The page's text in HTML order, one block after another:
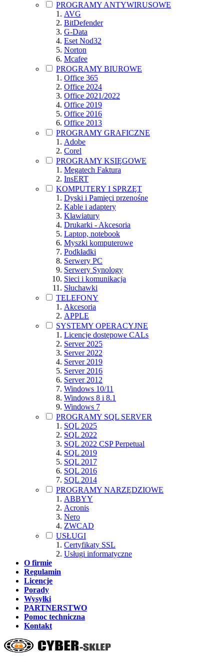
PROGRAMY ANTYWIRUSOWE
AVG
BitDefender
G-Data
Eset Nod32
Norton
Mcafee
PROGRAMY BIUROWE
Office 365
Office 2024
Office 2021/2022
Office 2019
Office 2016
Office 2013
PROGRAMY GRAFICZNE
Adobe
Corel
PROGRAMY KSIĘGOWE
Megatech Faktura
InsERT
KOMPUTERY I SPRZĘT
Dyski i Pamięci przenośne
Kable i adaptery
Klawiatury
Drukarki - Akcesoria
Laptop, notebook
Myszki komputerowe
Podkładki
Serwery PC
Serwery Synology
Sieci i komunikacja
Słuchawki
TELEFONY
Akcesoria
APPLE
SYSTEMY OPERACYJNE
Licencje dostępowe CALs
Server 2025
Server 2022
Server 2019
Server 2016
Server 2012
Windows 10/11
Windows 8 i 8.1
Windows 7
PROGRAMY SQL SERVER
SQL 2025
SQL 2022
SQL 2022 CSP Perpetual
SQL 2019
SQL 2017
SQL 2016
SQL 2014
PROGRAMY NARZĘDZIOWE
ABBYY
Acronis
Nero
ZWCAD
USŁUGI
Certyfikaty SSL
Usługi informatyczne
O firmie
Regulamin
Licencje
Porady
Wysyłki
PARTNERSTWO
Pomoc techniczna
Kontakt